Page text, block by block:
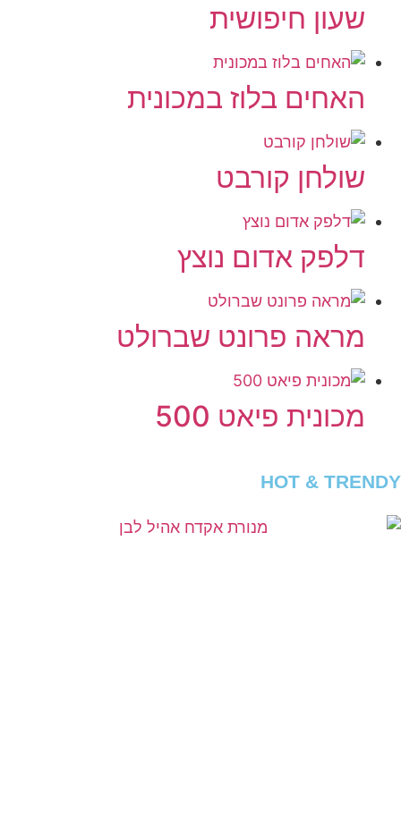
שעון חיפושית
האחים בלוז במכונית
שולחן קורבט
דלפק אדום נוצץ
מראה פרונט שברולט
מכונית פיאט 500
HOT & TRENDY